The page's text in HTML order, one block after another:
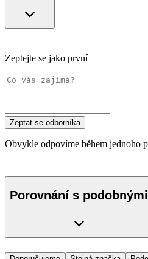
Zeptejte se jako první
Zeptat se odborníka
Obvykle odpovíme během jednoho
Porovnání s podobnými